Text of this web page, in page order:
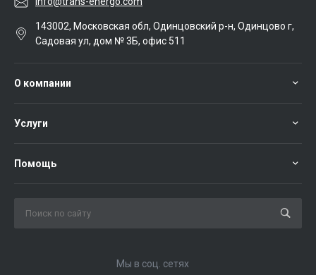
143002, Московская обл, Одинцовский р-н, Одинцово г,
Садовая ул, дом № 3Б, офис 511
О компании
Услуги
Помощь
Мы в соц. сетях